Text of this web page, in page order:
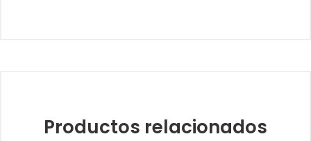
Productos relacionados